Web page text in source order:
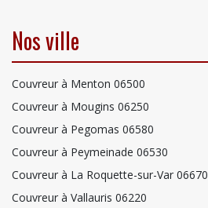
Nos ville
Couvreur à Menton 06500
Couvreur à Mougins 06250
Couvreur à Pegomas 06580
Couvreur à Peymeinade 06530
Couvreur à La Roquette-sur-Var 06670
Couvreur à Vallauris 06220